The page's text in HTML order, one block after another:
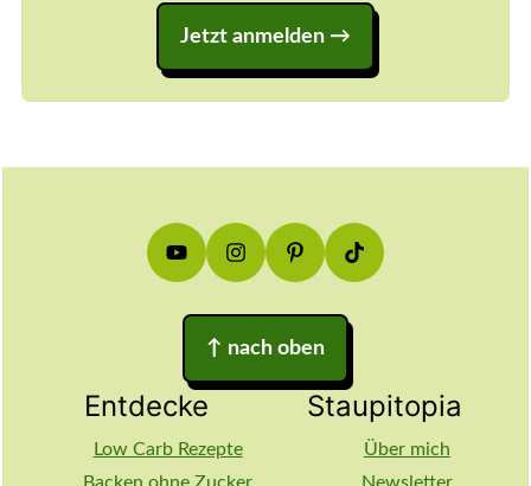
Jetzt anmelden
↑ nach oben
Entdecke
Low Carb Rezepte
Staupitopia
Über mich